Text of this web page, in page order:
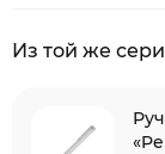
Из той же